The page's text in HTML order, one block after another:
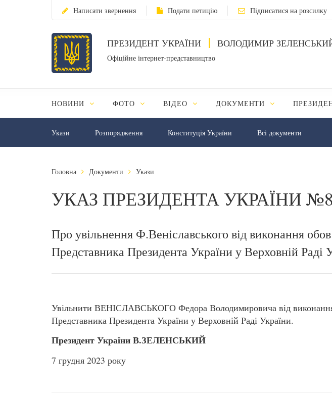
Написати звернення Подати петицію Підписатися на розсилку
ПРЕЗИДЕНТ УКРАЇНИ ВОЛОДИМИР
Офіційне інтернет-представництво
НОВИНИ ФОТО ВІДЕО ДОКУМЕНТИ
Укази Розпорядження Конституція України Всі документи
Головна Документи Укази
УКАЗ ПРЕЗИДЕНТА УКРАЇНИ
Про увільнення Ф.Веніславського від виконання
Представника Президента України у Верховній Раді
Увільнити ВЕНІСЛАВСЬКОГО Федора Володимировича від виконання
Представника Президента України у Верховній Раді України.
Президент України В.ЗЕЛЕНСЬКИЙ
7 грудня 2023 року